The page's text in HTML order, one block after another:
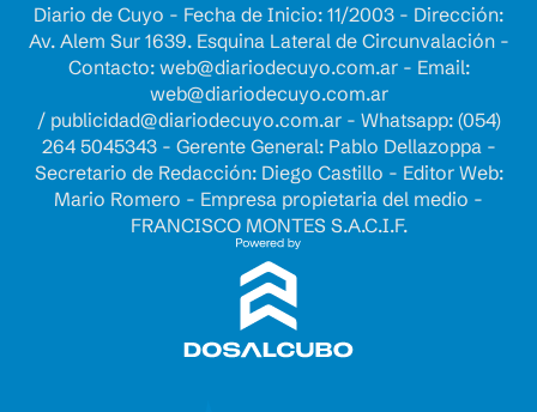
Diario de Cuyo - Fecha de Inicio: 11/2003 - Dirección:
Av. Alem Sur 1639. Esquina Lateral de Circunvalación -
Contacto: web@diariodecuyo.com.ar- Email:
web@diariodecuyo.com.ar
/ publicidad@diariodecuyo.com.ar- Whatsapp: (054)
264 5045343 - Gerente General: Pablo Dellazoppa -
Secretario de Redacción: Diego Castillo - Editor Web:
Mario Romero - Empresa propietaria del medio -
FRANCISCO MONTES S.A.C.I.F.